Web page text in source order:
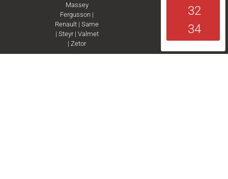
Massey
Fergusson |
Renault |Same
| Steyr| Valmet
|Zetor
32
34